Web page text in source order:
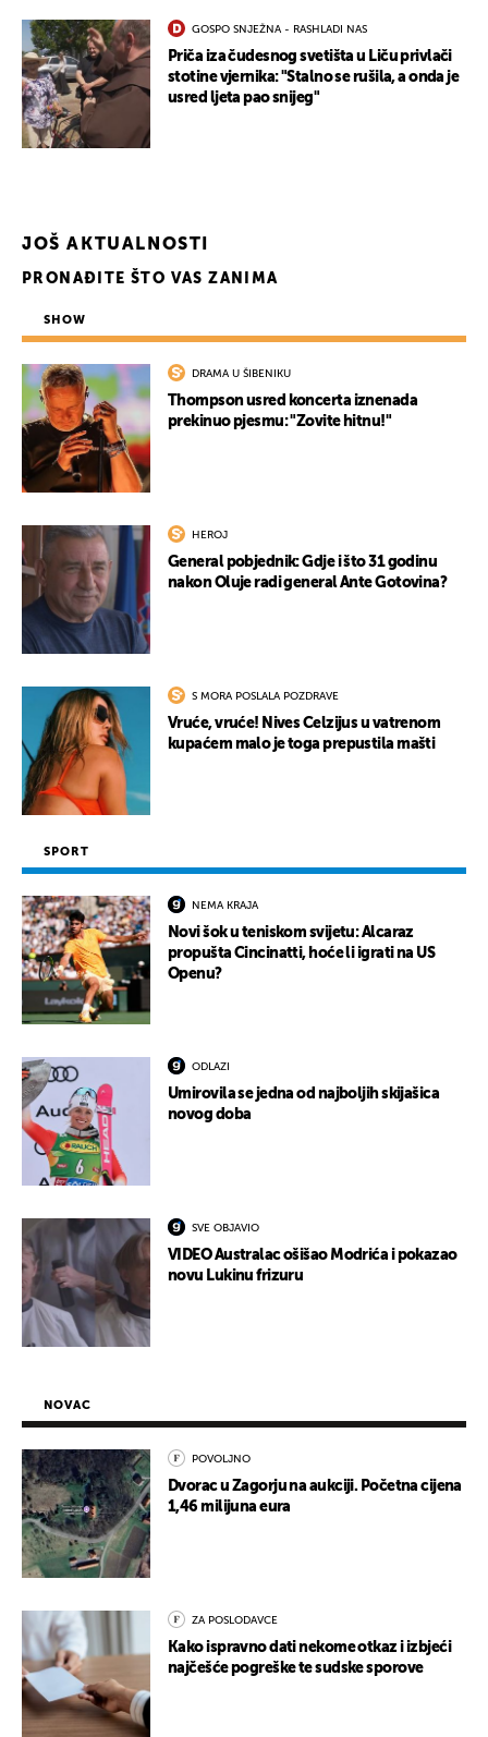
GOSPO SNJEŽNA - RASHLADI NAS
Priča iza čudesnog svetišta u Liču privlači
stotine vjernika: "Stalno se rušila, a onda je
usred ljeta pao snijeg"
JOŠ AKTUALNOSTI
PRONAĐITE ŠTO VAS ZANIMA
SHOW
DRAMA U ŠIBENIKU
Thompson usred koncerta iznenada
prekinuo pjesmu: "Zovite hitnu!"
HEROJ
General pobjednik: Gdje i što 31 godinu
nakon Oluje radi general Ante Gotovina?
S MORA POSLALA POZDRAVE
Vruće, vruće! Nives Celzijus u vatrenom
kupaćem malo je toga prepustila mašti
SPORT
NEMA KRAJA
Novi šok u teniskom svijetu: Alcaraz
propušta Cincinatti, hoće li igrati na US
Openu?
ODLAZI
Umirovila se jedna od najboljih skijašica
novog doba
SVE OBJAVIO
VIDEO Australac ošišao Modrića i pokazao
novu Lukinu frizuru
NOVAC
POVOLJNO
Dvorac u Zagorju na aukciji. Početna cijena
1,46 milijuna eura
ZA POSLODAVCE
Kako ispravno dati nekome otkaz i izbjeći
najčešće pogreške te sudske sporove
UKLJUČITE NOTIFIKACIJE